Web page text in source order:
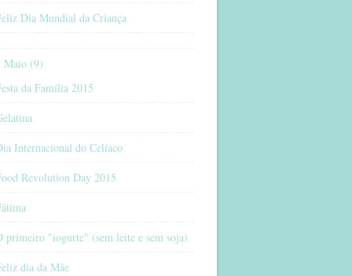
Dia Mundial da Criança
Maio (9)
da Família 2015
Internacional do Celíaco
Revolution Day 2015
primeiro "iogurte" (sem leite e sem soja)
dia da Mãe